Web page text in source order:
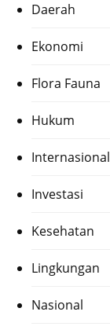
Daerah
Ekonomi
Flora Fauna
Hukum
Internasional
Investasi
Kesehatan
Lingkungan
Nasional